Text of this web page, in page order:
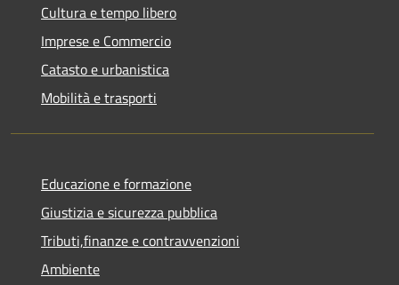
Cultura e tempo libero
Imprese e Commercio
Catasto e urbanistica
Mobilità e trasporti
Educazione e formazione
Giustizia e sicurezza pubblica
Tributi,finanze e contravvenzioni
Ambiente